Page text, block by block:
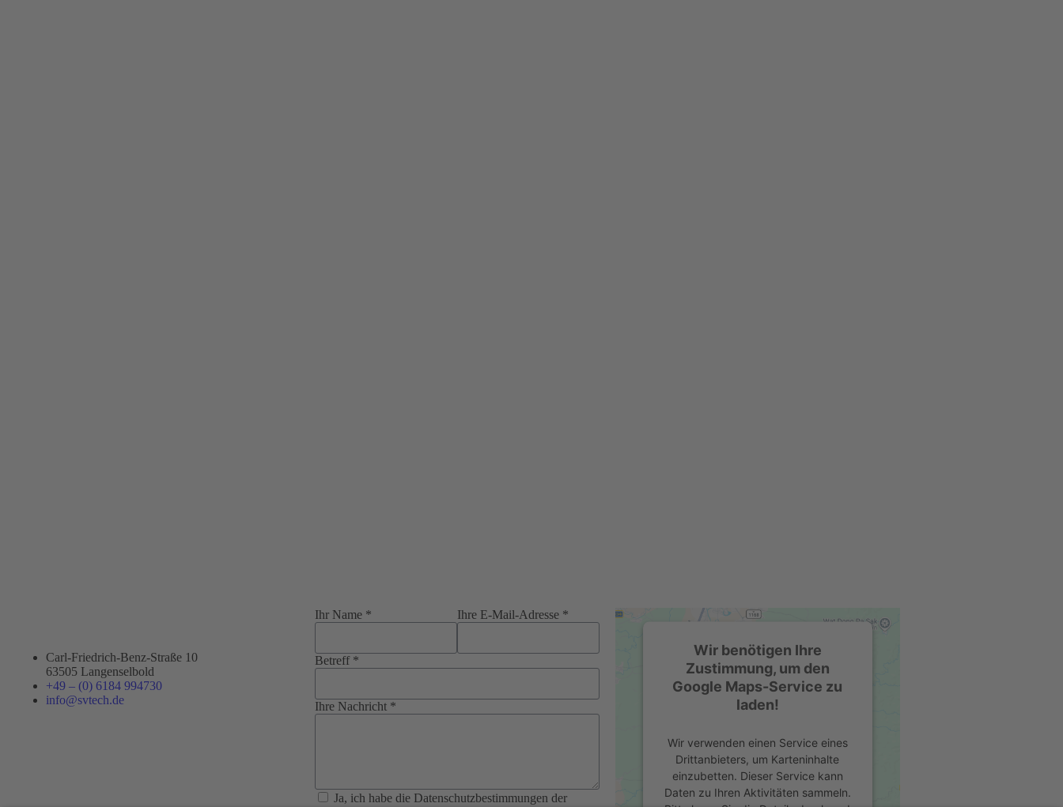
Carl-Friedrich-Benz-Straße 10
63505 Langenselbold
+49 – (0) 6184 994730
info@svtech.de
Ihr Name * Ihre E-Mail-Adresse *
Betreff *
Ihre Nachricht *
Ja, ich habe die Datenschutzbestimmungen der
Wir benötigen Ihre
Zustimmung, um den
Google Maps-Service zu
laden!
Wir verwenden einen Service eines
Drittanbieters, um Karteninhalte
einzubetten. Dieser Service kann
Daten zu Ihren Aktivitäten sammeln.